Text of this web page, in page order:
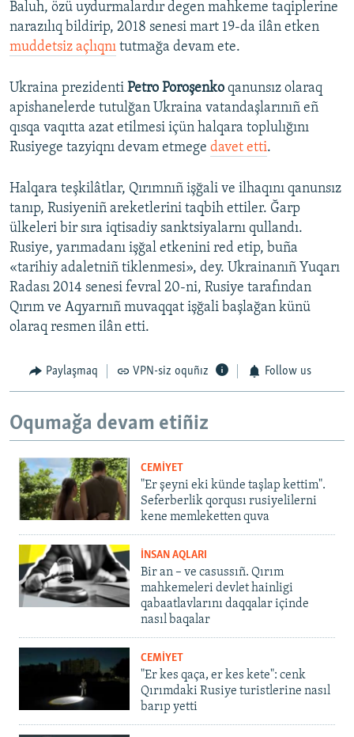
Baluh, özü uydurmalardır degen mahkeme taqiplerine
narazılıq bildirip, 2018 senesi mart 19-da ilân etken
muddetsiz açlıqnı tutmağa devam ete.
Ukraina prezidenti Petro Poroşenko qanunsız olaraq
apishanelerde tutulğan Ukraina vatandaşlarınıñ eñ
qısqa vaqıtta azat etilmesi içün halqara toplulığını
Rusiyege tazyiqnı devam etmege davet etti.
Halqara teşkilâtlar, Qırımnıñ işğali ve ilhaqını qanunsız
tanıp, Rusiyeniñ areketlerini taqbih ettiler. Ğarp
ülkeleri bir sıra iqtisadiy sanktsiyalarnı qullandı.
Rusiye, yarımadanı işğal etkenini red etip, buña
«tarihiy adaletniñ tiklenmesi», dey. Ukrainanıñ Yuqarı
Radası 2014 senesi fevral 20-ni, Rusiye tarafından
Qırım ve Aqyarnıñ muvaqqat işğali başlağan künü
olaraq resmen ilân etti.
Paylaşmaq VPN-siz oquñız Follow us
Oqumağa devam etiñiz
CEMİYET
"Er şeyni eki künde taşlap kettim".
Seferberlik qorqusı rusiyelilerni
kene memleketten quva
İNSAN AQLARI
Bir an – ve casussıñ. Qırım
mahkemeleri devlet hainligi
qabaatlavlarını daqqalar içinde
nasıl baqalar
CEMİYET
"Er kes qaça, er kes kete": cenk
Qırımdaki Rusiye turistlerine nasıl
barıp yetti